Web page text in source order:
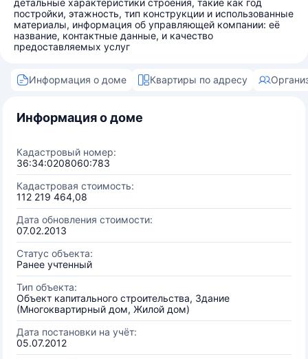
детальные характеристики строения, такие как год
постройки, этажность, тип конструкции и использованные
материалы, информация об управляющей компании: её
название, контактные данные, и качество
предоставляемых услуг
Информация о доме Квартиры по адресу
Информация о доме
Кадастровый номер:
36:34:0208060:783
Кадастровая стоимость:
112 219 464,08
Дата обновления стоимости:
07.02.2013
Статус объекта:
Ранее учтенный
Тип объекта:
Объект капитального строительства, Здание
(Многоквартирный дом, Жилой дом)
Дата постановки на учёт:
05.07.2012